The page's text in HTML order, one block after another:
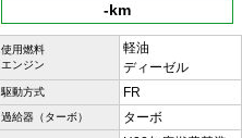
-km
使用燃料
エンジン
軽油
ディーゼル
駆動方式 FR
過給器（ターボ） ターボ